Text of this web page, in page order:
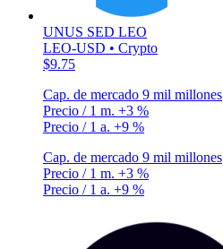
UNUS SED LEO
LEO-USD • Crypto
$9.75
Cap. de mercado 9 mil millones
Precio / 1 m. +3 %
Precio / 1 a. +9 %
Cap. de mercado 9 mil millones
Precio / 1 m. +3 %
Precio / 1 a. +9 %